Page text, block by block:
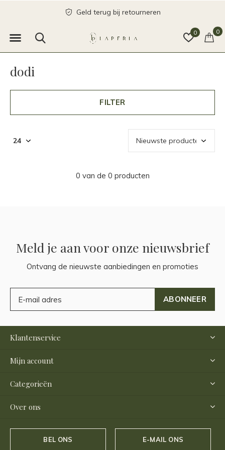
0 0
Geld terug bij retourneren
dodi
FILTER
0 van de 0 producten
Meld je aan voor onze nieuwsbrief
Ontvang de nieuwste aanbiedingen en promoties
ABONNEER
Klantenservice
Mijn account
Categorieën
Over ons
BEL ONS E-MAIL ONS